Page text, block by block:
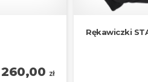
260,00 zł
Rękawiczki